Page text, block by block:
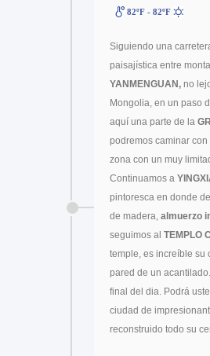
82ºF - 82ºF
Siguiendo una
paisajística entre
YANMENGUAN, no
Mongolia, en un paso
aquí una parte de la
podremos caminar
zona con un muy
Continuamos a
pintoresca en donde
de madera, almuerzo
seguimos al TEMPLO
temple, es increíble su
pared de un acantilado.
final del dia. Podrá
ciudad de
reconstruido todo su